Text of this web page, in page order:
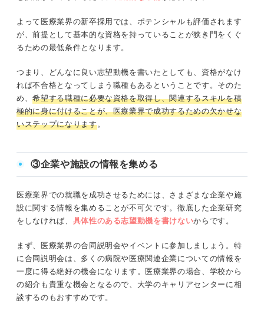
よって医療業界の新卒採用では、ポテンシャルも評価されます
が、前提として基本的な資格を持っていることが狭き門をくぐ
るための最低条件となります。
つまり、どんなに良い志望動機を書いたとしても、資格がなけ
れば不合格となってしまう職種もあるということです。そのた
め、希望する職種に必要な資格を取得し、関連するスキルを積
極的に身に付けることが、医療業界で成功するための欠かせな
いステップになります。
③企業や施設の情報を集める
医療業界での就職を成功させるためには、さまざまな企業や施
設に関する情報を集めることが不可欠です。徹底した企業研究
をしなければ、 具体性のある志望動機を書けないからです。
まず、医療業界の合同説明会やイベントに参加しましょう。特
に合同説明会は、多くの病院や医療関連企業についての情報を
一度に得る絶好の機会になります。医療業界の場合、学校から
の紹介も貴重な機会となるので、大学のキャリアセンターに相
談するのもおすすめです。